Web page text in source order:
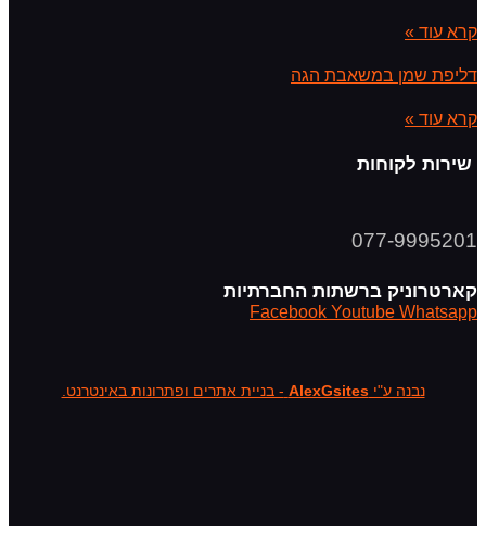
קרא עוד »
דליפת שמן במשאבת הגה
קרא עוד »
שירות לקוחות
077-9995201
קארטרוניק ברשתות החברתיות
Facebook Youtube Whatsapp
נבנה ע"יAlexGsites - בניית אתרים ופתרונות באינטרנט.